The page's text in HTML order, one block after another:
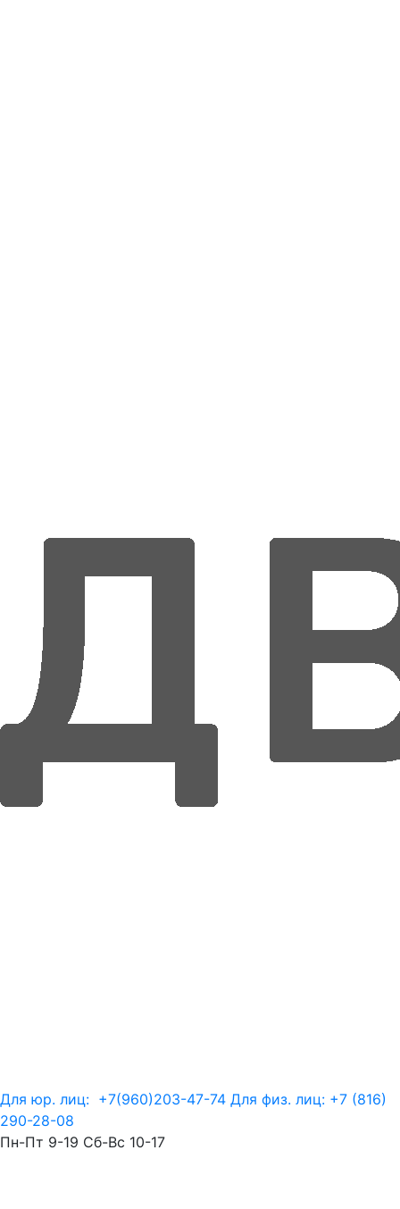
Для юр. лиц: +7(960)203-47-74 Для физ. лиц: +7 (816)
290-28-08
Пн-Пт 9-19 Сб-Вс 10-17